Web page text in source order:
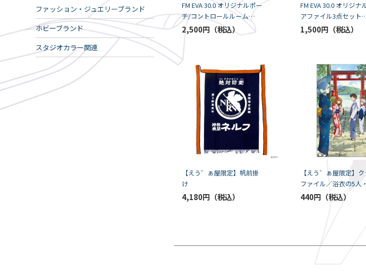
ファッション・ジュエリーブランド
ホビーブランド
スタジオカラー関連
FM EVA 30.0 オリジナルポー
チ/コントロールルーム
Ver（TOKYO FM）
2,500円
FM EVA 30.0 オリジナ
アファイル3点セット
（TOKYO FM）
1,500円
【えう゛ぁ屋限定】帆前掛
け
4,180円
【えう゛ぁ屋限定】
ファイル／浴衣の5人
前
440円